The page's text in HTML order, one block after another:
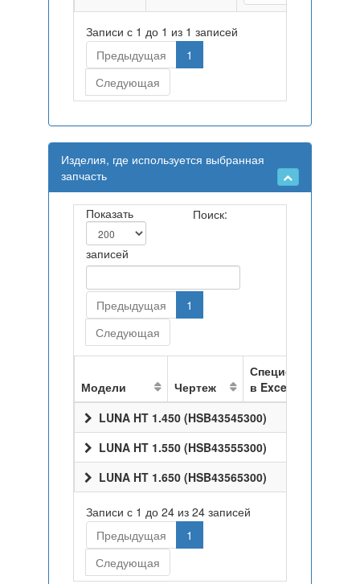
Записи с 1 до 1 из 1 записей
Предыдущая
1
Следующая
Изделия, где используется выбранная
запчасть
Показать
записей
Поиск:
Предыдущая
1
Следующая
Модели Чертеж
Спецификация
в Excel
LUNA HT 1.450 (HSB43545300)
LUNA HT 1.550 (HSB43555300)
LUNA HT 1.650 (HSB43565300)
Записи с 1 до 24 из 24 записей
Предыдущая
1
Следующая